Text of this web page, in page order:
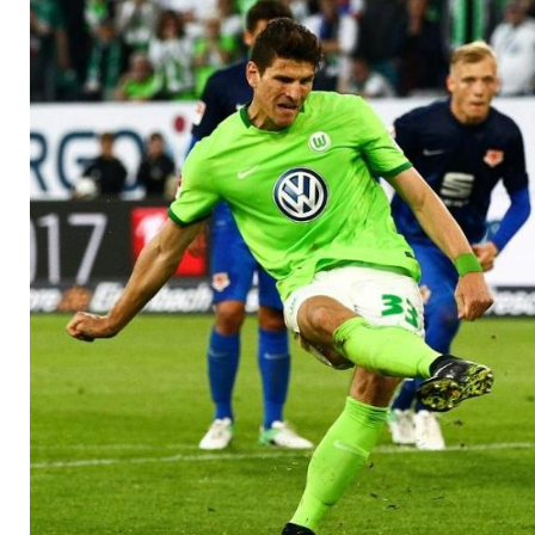
Relegations-Rettung